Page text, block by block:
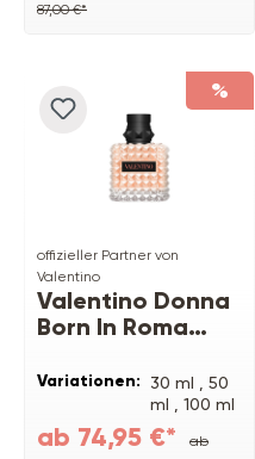
87,00 €*
%
offizieller Partner von
Valentino
Valentino Donna
Born In Roma
EDP
Variationen: 30 ml , 50
ml , 100 ml
ab 74,95 €*
ab